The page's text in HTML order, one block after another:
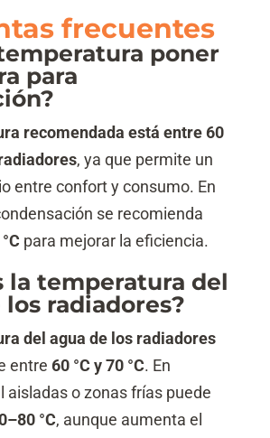
frecuentes
poner
para
recomendada está entre 60
, ya que permite un
entre confort y consumo. En
se recomienda
para mejorar la eficiencia.
la temperatura del
los radiadores?
del agua de los radiadores
entre 60 °C y 70 °C. En
aisladas o zonas frías puede
°C, aunque aumenta el